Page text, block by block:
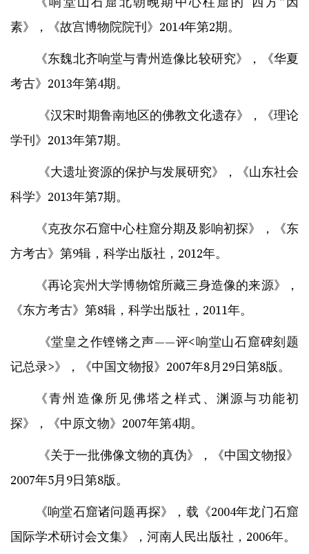
素》，《故宫博物院院刊》2014年第2期。
《东魏北齐响堂与青州造像比较研究》，《华夏
考古》2013年第4期。
《汉宋时期鲁南地区的佛教文化遗存》，《理论
学刊》2013年第7期。
《大遗址资源的保护与发展研究》，《山东社会
科学》2013年第7期。
《克孜尔石窟中心柱窟分期及影响初探》，《东
方考古》第9辑，科学出版社，2012年。
《再论宾州大学博物馆所藏三身造像的来源》，
《东方考古》第8辑，科学出版社，2011年。
《堂皇之作铿锵之声——评<响堂山石窟碑刻题
记总录>》，《中国文物报》2007年8月29日第8版。
《青州造像所见佛塔之样式、渊源与功能初
探》，《中原文物》2007年第4期。
《关于一批佛像文物的真伪》，《中国文物报》
2007年5月9日第8版。
《响堂石窟诸问题再探》，载《2004年龙门石窟
国际学术研讨会文集》，河南人民出版社，2006年。